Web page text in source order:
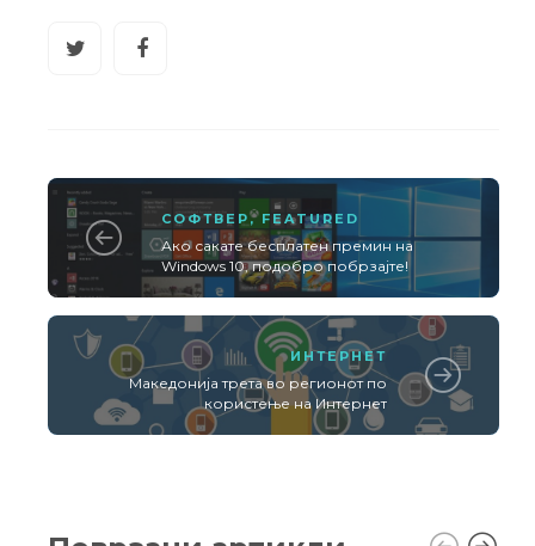
СОФТВЕР, FEATURED
Ако сакате бесплатен премин на
Windows 10, подобро побрзајте!
ИНТЕРНЕТ
Македонија трета во регионот по
користење на Интернет